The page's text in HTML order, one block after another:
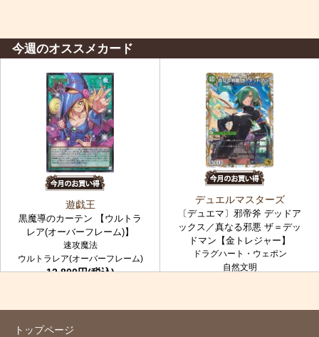
今週のオススメカード
遊戯王
黒魔導のカーテン 【ウルトラ
レア(オーバーフレーム)】
速攻魔法
ウルトラレア(オーバーフレーム)
12,800円(税込)
デュエルマスターズ
〔デュエマ〕邪帝斧 デッドア
ックス／真なる邪悪 ザ＝デッ
ドマン【金トレジャー】
ドラグハート・ウェポン
自然文明
トップページ